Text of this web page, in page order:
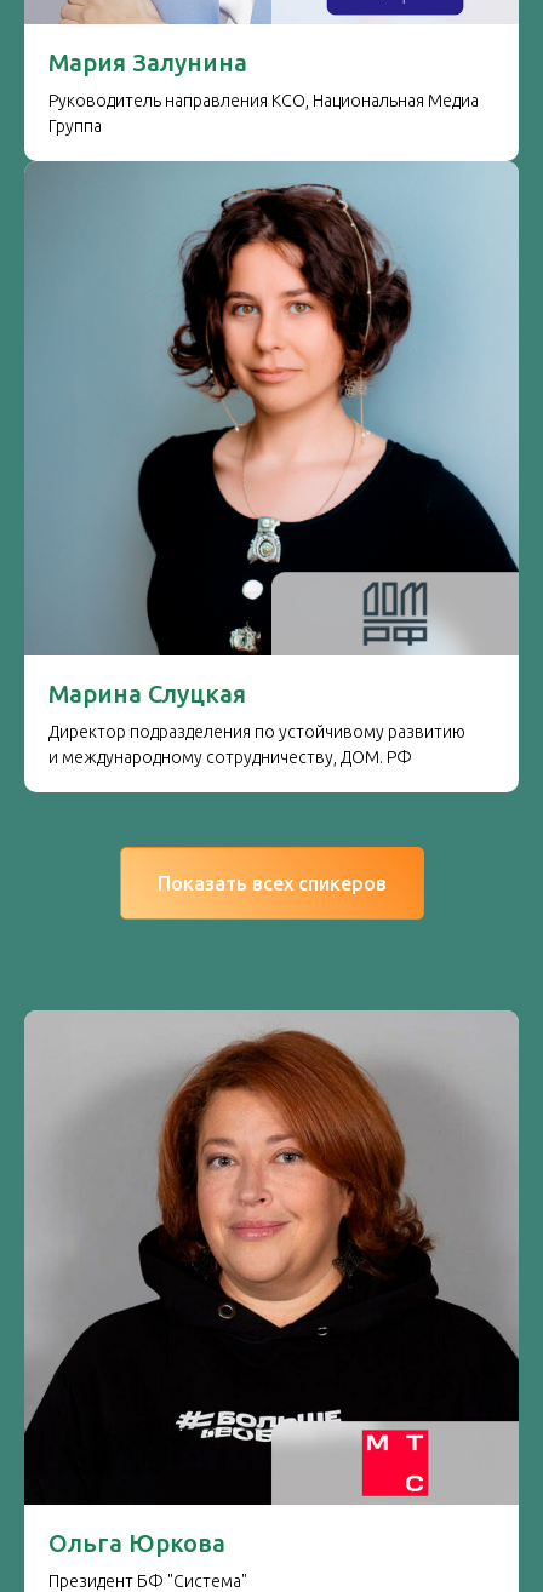
Мария Залунина
Руководитель направления КСО, Национальная Медиа
Группа
Марина Слуцкая
Директор подразделения по устойчивому развитию
и международному сотрудничеству, ДОМ. РФ
Показать всех спикеров
Ольга Юркова
Президент БФ "Система"